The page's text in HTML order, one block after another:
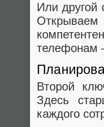
Или другой
телефонам
Второй
Здесь
каждого